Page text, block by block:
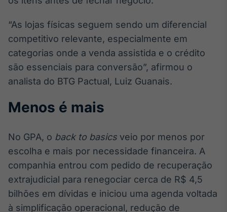
“As lojas físicas seguem sendo um diferencial
competitivo relevante, especialmente em
categorias onde a venda assistida e o crédito
são essenciais para conversão”, afirmou o
analista do BTG Pactual, Luiz Guanais.
Menos é mais
No GPA, o back to basics veio por menos por
escolha e mais por necessidade financeira. A
companhia entrou com pedido de recuperação
extrajudicial para renegociar cerca de R$ 4,5
bilhões em dívidas e iniciou uma agenda voltada
à simplificação operacional, redução de